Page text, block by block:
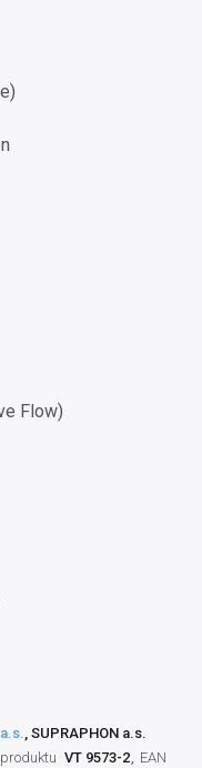
Flow)
, SUPRAPHON a.s.
VT 9573-2
EAN